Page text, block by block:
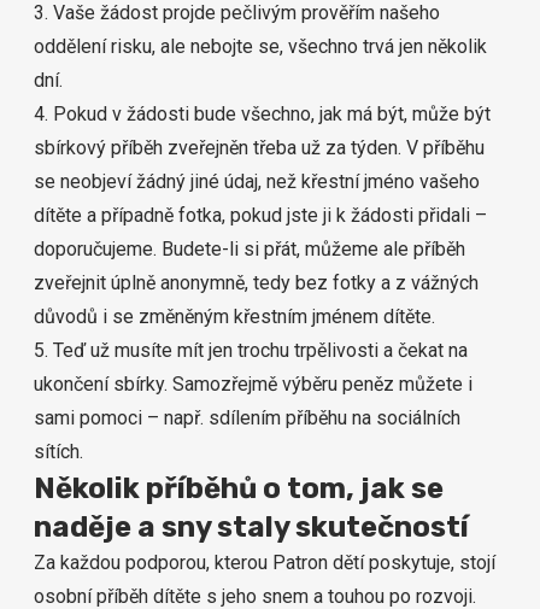
3. Vaše žádost projde pečlivým prověřím našeho
oddělení risku, ale nebojte se, všechno trvá jen několik
dní.
4. Pokud v žádosti bude všechno, jak má být, může být
sbírkový příběh zveřejněn třeba už za týden. V příběhu
se neobjeví žádný jiné údaj, než křestní jméno vašeho
dítěte a případně fotka, pokud jste ji k žádosti přidali –
doporučujeme. Budete-li si přát, můžeme ale příběh
zveřejnit úplně anonymně, tedy bez fotky a z vážných
důvodů i se změněným křestním jménem dítěte.
5. Teď už musíte mít jen trochu trpělivosti a čekat na
ukončení sbírky. Samozřejmě výběru peněz můžete i
sami pomoci – např. sdílením příběhu na sociálních
sítích.
Několik příběhů o tom, jak se
naděje a sny staly skutečností
Za každou podporou, kterou Patron dětí poskytuje, stojí
osobní příběh dítěte s jeho snem a touhou po rozvoji.